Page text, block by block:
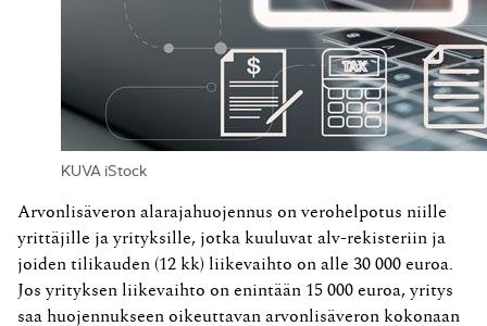
KUVA iStock
Arvonlisäveron alarajahuojennus on verohelpotus niille
yrittäjille ja yrityksille, jotka kuuluvat alv-rekisteriin ja
joiden tilikauden (12 kk) liikevaihto on alle 30 000 euroa.
Jos yrityksen liikevaihto on enintään 15 000 euroa, yritys
saa huojennukseen oikeuttavan arvonlisäveron kokonaan